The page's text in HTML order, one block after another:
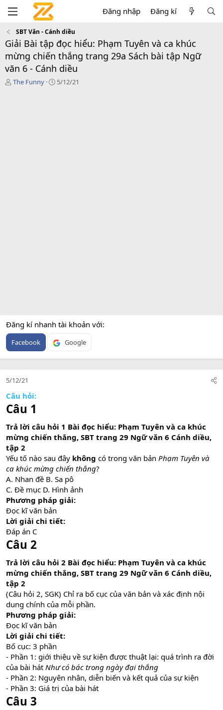
Đăng nhập Đăng kí
SBT Văn - Cánh diều
Giải Bài tập đọc hiểu: Phạm Tuyên và ca khúc
mừng chiến thắng trang 29a Sách bài tập Ngữ
văn 6 - Cánh diều
T
The Funny
C
5/12/21
Đăng kí nhanh tài khoản với
Facebook Google
5/12/21
Câu hỏi:
Câu 1
Trả lời câu hỏi 1 Bài đọc hiểu: Phạm Tuyên và ca khúc
mừng chiến thắng, SBT trang 29 Ngữ văn 6 Cánh diều,
tập 2
Yếu tố nào sau đây không có trong văn bản Phạm Tuyên và
ca khúc mừng chiến thắng?
A. Nhan đề B. Sa pô
C. Đề mục D. Hình ảnh
Phương pháp giải:
Đọc kĩ văn bản
Lời giải chi tiết:
Đáp án C
Câu 2
Trả lời câu hỏi 2 Bài đọc hiểu: Phạm Tuyên và ca khúc
mừng chiến thắng, SBT trang 29 Ngữ văn 6 Cánh diều,
tập 2
̣(Câu hỏi 2, SGK) Chỉ ra bố cục của văn bản và xác định nội
dung chính của mỗi phần.
Phương pháp giải:
Đọc kĩ văn bản
Lời giải chi tiết:
Bố cục: 3 phần
- Phần 1: giới thiệu về sự kiện được thuật lại: quá trình ra đời
của bài hát Như có bác trong ngày đại thắng
- Phần 2: Nguyên nhân, diễn biến và kết quả của sự kiện
- Phần 3: Giá trị của bài hát
Câu 3